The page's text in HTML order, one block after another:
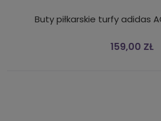
Buty piłkarskie turfy adidas
159,00 ZŁ